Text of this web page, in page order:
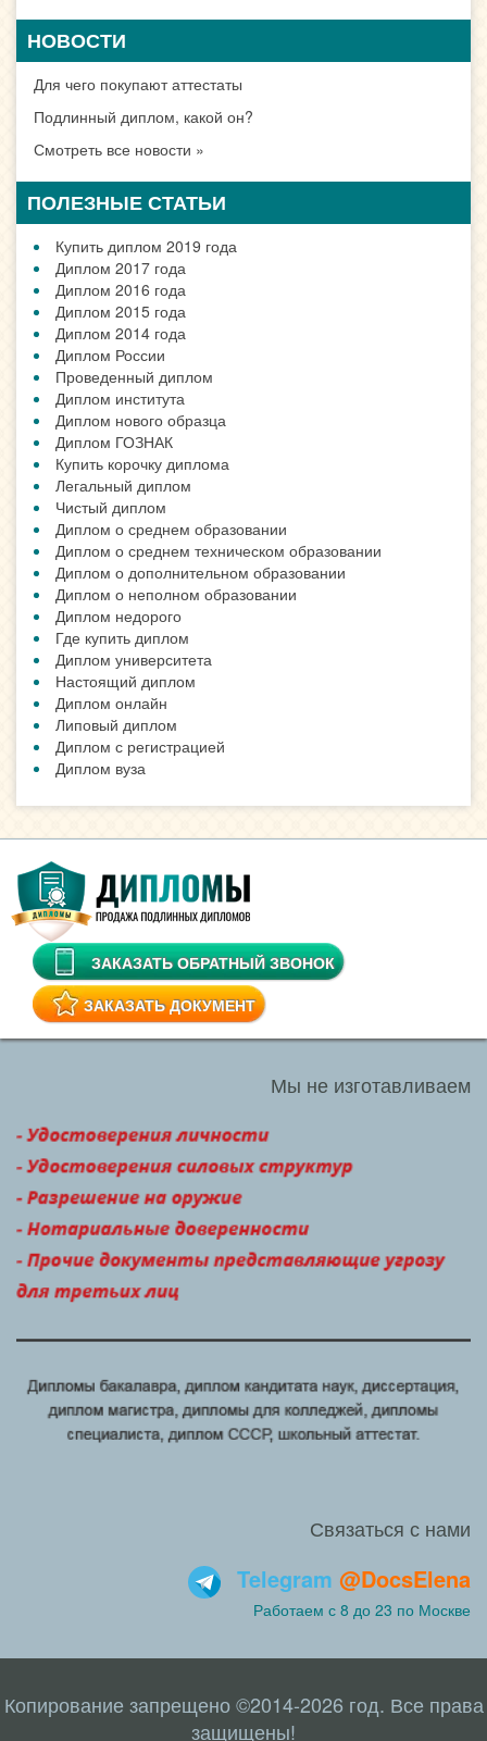
НОВОСТИ
Для чего покупают аттестаты
Подлинный диплом, какой он?
Смотреть все новости »
ПОЛЕЗНЫЕ СТАТЬИ
Купить диплом 2019 года
Диплом 2017 года
Диплом 2016 года
Диплом 2015 года
Диплом 2014 года
Диплом России
Проведенный диплом
Диплом института
Диплом нового образца
Диплом ГОЗНАК
Купить корочку диплома
Легальный диплом
Чистый диплом
Диплом о среднем образовании
Диплом о среднем техническом образовании
Диплом о дополнительном образовании
Диплом о неполном образовании
Диплом недорого
Где купить диплом
Диплом университета
Настоящий диплом
Диплом онлайн
Липовый диплом
Диплом с регистрацией
Диплом вуза
ЗАКАЗАТЬ ОБРАТНЫЙ ЗВОНОК
ЗАКАЗАТЬ ДОКУМЕНТ
Мы не изготавливаем
Связаться с нами
Telegram @DocsElena
Работаем с 8 до 23 по Москве
Копирование запрещено ©2014-2026 год. Все права
защищены!